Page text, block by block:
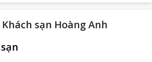
Khách sạn Hoàng Anh